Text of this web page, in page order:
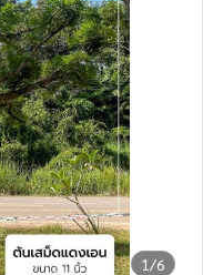
1/6